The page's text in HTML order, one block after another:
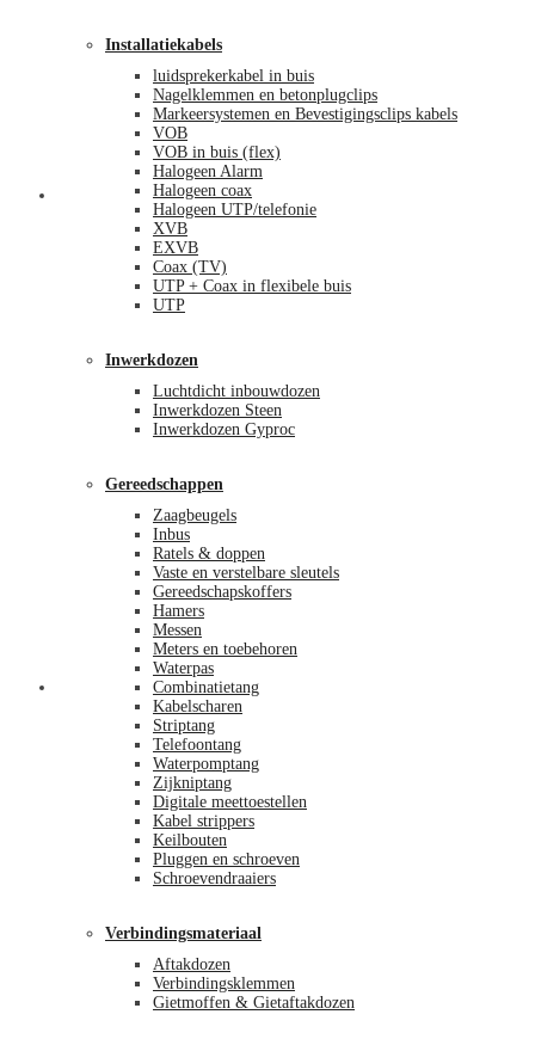
Mijn account
Installatiekabels
luidsprekerkabel in buis
Nagelklemmen en betonplugclips
Markeersystemen en Bevestigingsclips kabels
VOB
VOB in buis (flex)
Halogeen Alarm
Halogeen coax
Halogeen UTP/telefonie
XVB
EXVB
Coax (TV)
UTP + Coax in flexibele buis
UTP
Inwerkdozen
Luchtdicht inbouwdozen
Inwerkdozen Steen
Inwerkdozen Gyproc
Gereedschappen
Zaagbeugels
Inbus
Ratels & doppen
Vaste en verstelbare sleutels
Gereedschapskoffers
Hamers
Messen
Meters en toebehoren
Waterpas
Combinatietang
Kabelscharen
Striptang
Telefoontang
Waterpomptang
Zijkniptang
Digitale meettoestellen
Kabel strippers
Keilbouten
Pluggen en schroeven
Schroevendraaiers
Verbindingsmateriaal
Aftakdozen
Verbindingsklemmen
Gietmoffen & Gietaftakdozen